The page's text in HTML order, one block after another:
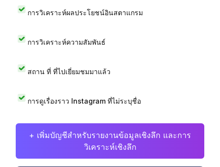
การวิเคราะห์ผลประโยชน์อินสตาแกรม
การวิเคราะห์ความสัมพันธ์
สถาน ที่ ที่ไปเยี่ยมชมมาแล้ว
การดูเรื่องราว Instagram ที่ไม่ระบุชื่อ
+ เพิ่มบัญชีสำหรับรายงานข้อมูลเชิงลึก และการ
วิเคราะห์เชิงลึก